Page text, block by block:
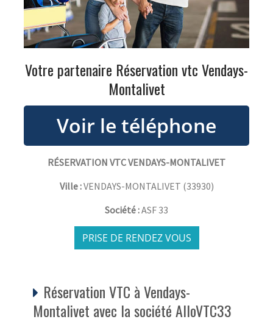
Votre partenaire Réservation vtc Vendays-
Montalivet
RÉSERVATION VTC VENDAYS-MONTALIVET
Ville :VENDAYS-MONTALIVET (33930)
Société :ASF 33
PRISE DE RENDEZ VOUS
Réservation VTC à Vendays-
Montalivet avec la société AlloVTC33